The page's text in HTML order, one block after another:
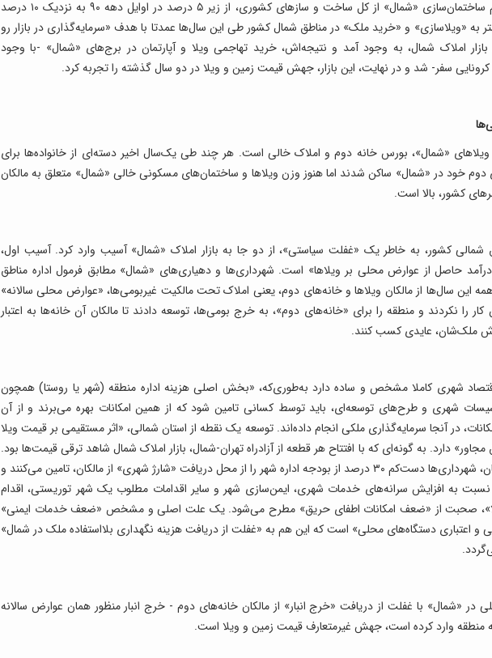
آمار رسمی می‌گوید، سهم ساختمان‌‌سازی «شمال» از کل ساخت و سازهای کشوری، از زیر ۵ درصد در اوایل دهه ۹۰ به نزدیک ۱۰ درصد
به «ویلاسازی» و «خرید ملک» در مناطق شمال کشور طی این سال‌ها عمدتا با هدف «سرمایه‌‌گذاری در بازار رو
املاک شمال، به وجود آمد و نتیجه‌‌اش، خرید تهاجمی ویلا و آپارتمان در برج‌های «شمال» -با وجود
سفر- شد و در نهایت، این بازار، جهش قیمت زمین و ویلا در دو سال گذشته را تجربه کرد.
ویلاهای «شمال»، بورس خانه دوم و املاک خالی است. هر چند طی یک‌سال اخیر دسته‌‌ای از خانواده‌ها برای
خود در «شمال» ساکن شدند اما هنوز وزن ویلاها و ساختمان‌های مسکونی خالی «شمال» متعلق به مالکان
کشور، بالا است.
کشور، به خاطر یک «غفلت سیاستی»، از دو جا به بازار املاک «شمال» آسیب وارد کرد. آسیب اول،
حاصل از عوارض محلی بر ویلاها» است. شهرداری‌‌ها و دهیاری‌‌های «شمال» مطابق فرمول اداره مناطق
این سال‌ها از مالکان ویلاها و خانه‌های دوم، یعنی املاک تحت مالکیت غیربومی‌‌ها، «عوارض محلی سالانه»
را نکردند و منطقه را برای «خانه‌های دوم»، به خرج بومی‌‌ها، توسعه دادند تا مالکان آن خانه‌ها به اعتبار
ملک‌‌شان، عایدی کسب کنند.
شهری کاملا مشخص و ساده دارد به‌طوری‌که، «بخش اصلی هزینه اداره منطقه (شهر یا روستا) همچون
شهری و طرح‌های توسعه‌‌ای، باید توسط کسانی تامین شود که از همین امکانات بهره می‌‌برند و از آن
در آنجا سرمایه‌‌گذاری ملکی انجام داده‌‌اند. توسعه یک نقطه از استان شمالی، «اثر مستقیمی بر قیمت ویلا
دارد. به گونه‌ای که با افتتاح هر قطعه از آزادراه تهران-شمال، بازار املاک شمال شاهد ترقی قیمت‌‌ها بود.
در شهرهای توریستی جهان، شهرداری‌‌ها دست‌‌کم ۳۰ درصد از بودجه اداره شهر را از محل دریافت «شارژ شهری» از مالکان، تامین می‌کنند و
نسبت به افزایش سرانه‌های خدمات شهری، ایمن‌‌سازی شهر و سایر اقدامات مطلوب یک شهر توریستی، اقدام
صحبت از «ضعف امکانات اطفای حریق» مطرح می‌شود. یک علت اصلی و مشخص «ضعف خدمات ایمنی»
و اعتباری دستگاه‌های محلی» است که این هم به «غفلت از دریافت هزینه نگهداری بلااستفاده ملک در شمال»
«شمال» با غفلت از دریافت «خرج انبار» از مالکان خانه‌های دوم - خرج انبار منظور همان عوارض سالانه
منطقه وارد کرده است، جهش غیرمتعارف قیمت زمین و ویلا است.